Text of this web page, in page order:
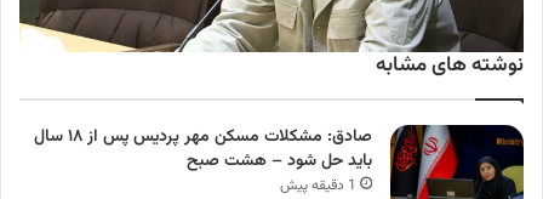
نوشته های مشابه
صادق: مشکلات مسکن مهر پردیس پس از ۱۸ سال
باید حل شود – هشت صبح
1 دقیقه پیش